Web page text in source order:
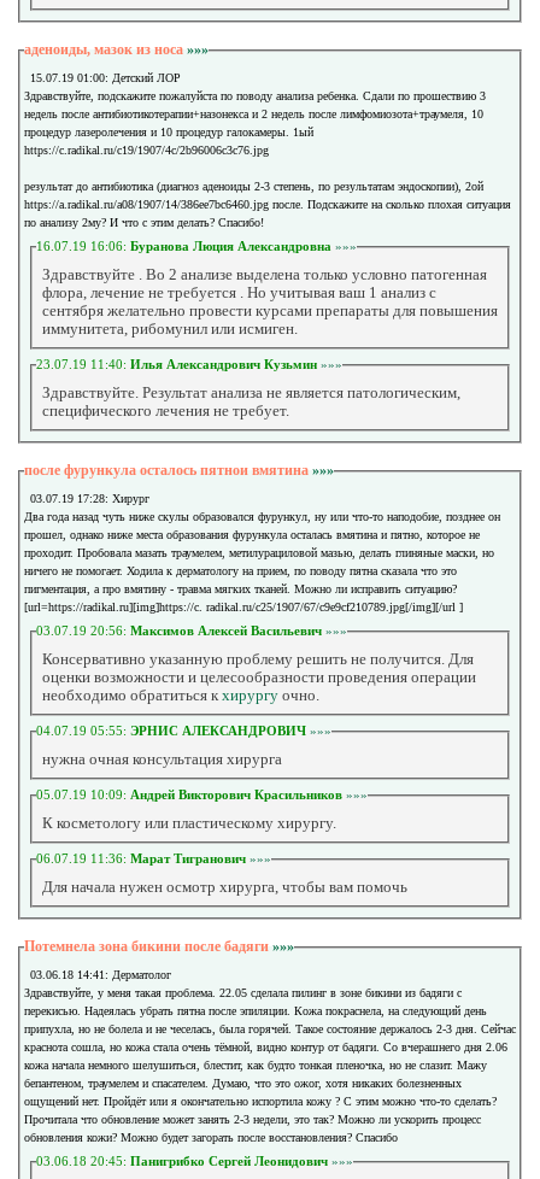
аденоиды, мазок из носа »»»
15.07.19 01:00: Детский ЛОР
Здравствуйте, подскажите пожалуйста по поводу анализа ребенка. Сдали по прошествию 3
недель после антибиотикотерапии+назонекса и 2 недель после лимфомиозота+траумеля, 10
процедур лазеролечения и 10 процедур галокамеры. 1ый
https://c.radikal.ru/c19/1907/4c/2b96006c3c76.jpg
результат до антибиотика (диагноз аденоиды 2-3 степень, по результатам эндоскопии), 2ой
https://a.radikal.ru/a08/1907/14/386ee7bc6460.jpg после. Подскажите на сколько плохая ситуация
по анализу 2му? И что с этим делать? Спасибо!
16.07.19 16:06: Буранова Люция Александровна »»»
Здравствуйте . Во 2 анализе выделена только условно патогенная
флора, лечение не требуется . Но учитывая ваш 1 анализ с
сентября желательно провести курсами препараты для повышения
иммунитета, рибомунил или исмиген.
23.07.19 11:40: Илья Александрович Кузьмин »»»
Здравствуйте. Результат анализа не является патологическим,
специфического лечения не требует.
после фурункула осталось пятнои вмятина »»»
03.07.19 17:28: Хирург
Два года назад чуть ниже скулы образовался фурункул, ну или что-то наподобие, позднее он
прошел, однако ниже места образования фурункула осталась вмятина и пятно, которое не
проходит. Пробовала мазать траумелем, метилурациловой мазью, делать глиняные маски, но
ничего не помогает. Ходила к дерматологу на прием, по поводу пятна сказала что это
пигментация, а про вмятину - травма мягких тканей. Можно ли исправить ситуацию?
[url=https://radikal.ru][img]https://c. radikal.ru/c25/1907/67/c9e9cf210789.jpg[/img][/url ]
03.07.19 20:56: Максимов Алексей Васильевич »»»
Консервативно указанную проблему решить не получится. Для
оценки возможности и целесообразности проведения операции
необходимо обратиться к хирургу очно.
04.07.19 05:55: ЭРНИС АЛЕКСАНДРОВИЧ »»»
нужна очная консультация хирурга
05.07.19 10:09: Андрей Викторович Красильников »»»
К косметологу или пластическому хирургу.
06.07.19 11:36: Марат Тигранович »»»
Для начала нужен осмотр хирурга, чтобы вам помочь
Потемнела зона бикини после бадяги »»»
03.06.18 14:41: Дерматолог
Здравствуйте, у меня такая проблема. 22.05 сделала пилинг в зоне бикини из бадяги с
перекисью. Надеялась убрать пятна после эпиляции. Кожа покраснела, на следующий день
припухла, но не болела и не чеселась, была горячей. Такое состояние держалось 2-3 дня. Сейчас
краснота сошла, но кожа стала очень тёмной, видно контур от бадяги. Со вчерашнего дня 2.06
кожа начала немного шелушиться, блестит, как будто тонкая пленочка, но не слазит. Мажу
бепантеном, траумелем и спасателем. Думаю, что это ожог, хотя никаких болезненных
ощущений нет. Пройдёт или я окончательно испортила кожу ? С этим можно что-то сделать?
Прочитала что обновление может занять 2-3 недели, это так? Можно ли ускорить процесс
обновления кожи? Можно будет загорать после восстановления? Спасибо
03.06.18 20:45: Панигрибко Сергей Леонидович »»»